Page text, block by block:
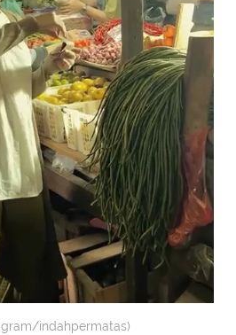
indahpermatas)